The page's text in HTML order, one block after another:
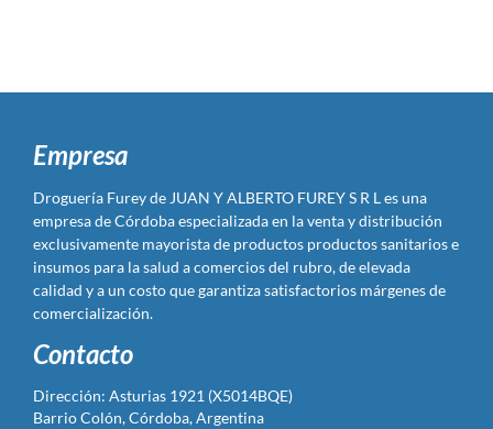
Empresa
Droguería Furey de JUAN Y ALBERTO FUREY S R L es una
empresa de Córdoba especializada en la venta y distribución
exclusivamente mayorista de productos productos sanitarios e
insumos para la salud a comercios del rubro, de elevada
calidad y a un costo que garantiza satisfactorios márgenes de
comercialización.
Contacto
Dirección: Asturias 1921 (X5014BQE)
Barrio Colón, Córdoba, Argentina